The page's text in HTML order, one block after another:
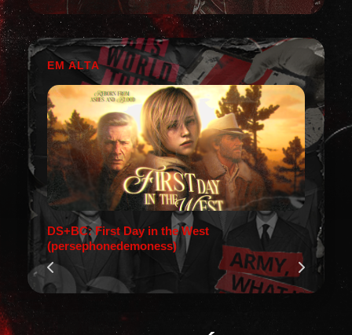
EM ALTA
DS+BC: First Day in the West
(persephonedemoness)